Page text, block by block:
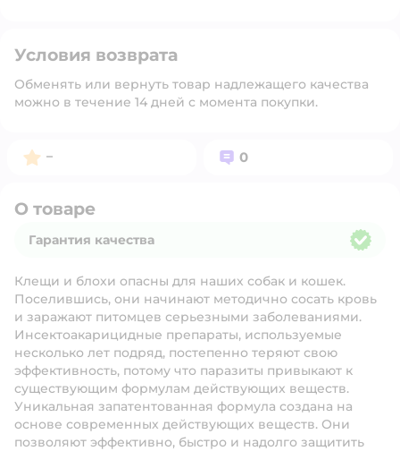
Условия возврата
Обменять или вернуть товар надлежащего качества
можно в течение 14 дней с момента покупки.
Рейтинг:
– Вопросов:
0
О товаре
Гарантия качества
Клещи и блохи опасны для наших собак и кошек.
Поселившись, они начинают методично сосать кровь
и заражают питомцев серьезными заболеваниями.
Инсектоакарицидные препараты, используемые
несколько лет подряд, постепенно теряют свою
эффективность, потому что паразиты привыкают к
существующим формулам действующих веществ.
Уникальная запатентованная формула создана на
основе современных действующих веществ. Они
позволяют эффективно, быстро и надолго защитить